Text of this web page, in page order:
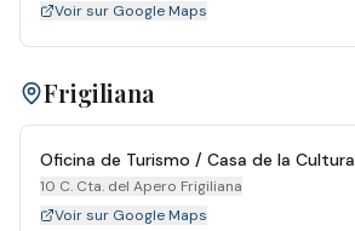
Voir sur Google Maps
Frigiliana
Oficina de Turismo / Casa de la Cultura
10 C. Cta. del Apero Frigiliana
Voir sur Google Maps